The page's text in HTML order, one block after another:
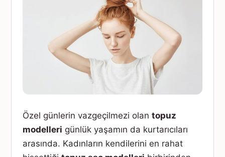
Özel günlerin vazgeçilmezi olan topuz
modelleri günlük yaşamın da kurtarıcıları
arasında. Kadınların kendilerini en rahat